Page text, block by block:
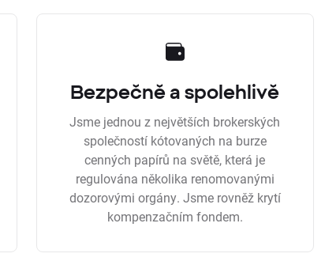
Bezpečně a spolehlivě
Jsme jednou z největších brokerských
společností kótovaných na burze
cenných papírů na světě, která je
regulována několika renomovanými
dozorovými orgány. Jsme rovněž krytí
kompenzačním fondem.